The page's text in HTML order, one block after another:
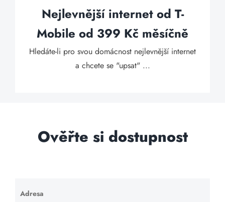
Nejlevnější internet od T-
Mobile od 399 Kč měsíčně
Hledáte-li pro svou domácnost nejlevnější internet
a chcete se "upsat" ...
Ověřte si dostupnost
Adresa
Ponechte